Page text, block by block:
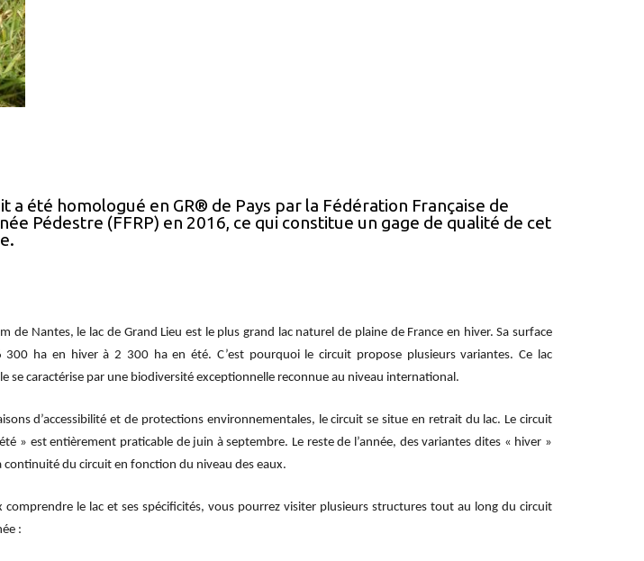
a été homologué en GR® de Pays par la Fédération Française de
Pédestre (FFRP) en 2016, ce qui constitue un gage de qualité de cet
de Nantes, le lac de Grand Lieu est le plus grand lac naturel de plaine de France en hiver. Sa surface
300 ha en hiver à2 300 haen été. C’est pourquoi le circuit propose plusieurs variantes. Ce lac
se caractérise par une biodiversité exceptionnelle reconnue au niveau international.
d’accessibilité et de protections environnementales, le circuit se situe en retrait du lac. Le circuit
» est entièrement praticable de juin à septembre. Le reste de l’année, des variantes dites « hiver »
continuité du circuit en fonction du niveau des eaux.
comprendre le lac et ses spécificités, vous pourrez visiter plusieurs structures tout au long du circuit
: